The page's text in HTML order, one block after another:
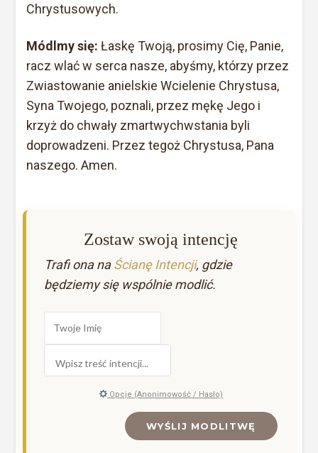
Chrystusowych.
Módlmy się: Łaskę Twoją, prosimy Cię, Panie,
racz wlać w serca nasze, abyśmy, którzy przez
Zwiastowanie anielskie Wcielenie Chrystusa,
Syna Twojego, poznali, przez mękę Jego i
krzyż do chwały zmartwychwstania byli
doprowadzeni. Przez tegoż Chrystusa, Pana
naszego. Amen.
Zostaw swoją intencję
Trafi ona naŚcianę Intencji, gdzie
będziemy się wspólnie modlić.
Opcje (Anonimowość / Hasło)
WYŚLIJ MODLITWĘ